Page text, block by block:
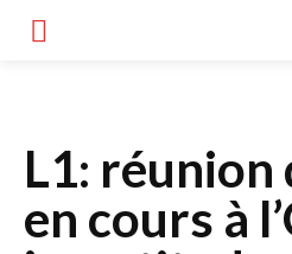
L1: réunion
en cours à